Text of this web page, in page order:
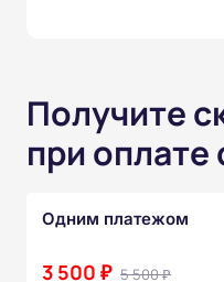
Получите
при оплате
Одним платежом
3 500 ₽ 5 500 ₽